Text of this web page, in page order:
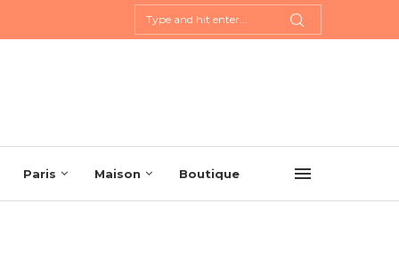
Paris Maison Boutique